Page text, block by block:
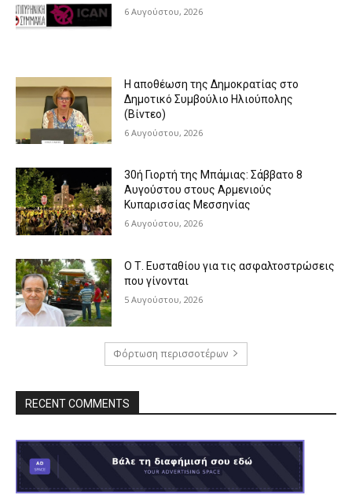
6 Αυγούστου, 2026
Η αποθέωση της Δημοκρατίας στο
Δημοτικό Συμβούλιο Ηλιούπολης
(Βίντεο)
6 Αυγούστου, 2026
30ή Γιορτή της Μπάμιας: Σάββατο 8
Αυγούστου στους Αρμενιούς
Κυπαρισσίας Μεσσηνίας
6 Αυγούστου, 2026
Ο Τ. Ευσταθίου για τις ασφαλτοστρώσεις
που γίνονται
5 Αυγούστου, 2026
Φόρτωση περισσοτέρων
RECENT COMMENTS